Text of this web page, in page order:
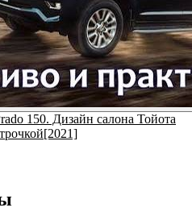
150. Дизайн салона Тойота